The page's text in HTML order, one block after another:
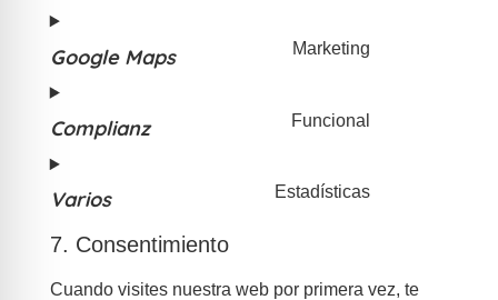
Google Maps Marketing
Complianz Funcional
Varios Estadísticas
7. Consentimiento
Cuando visites nuestra web por primera vez, te